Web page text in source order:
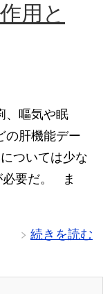
用と
、嘔気や眠
の肝機能デー
ついては少な
必要だ。 ま
続きを読む